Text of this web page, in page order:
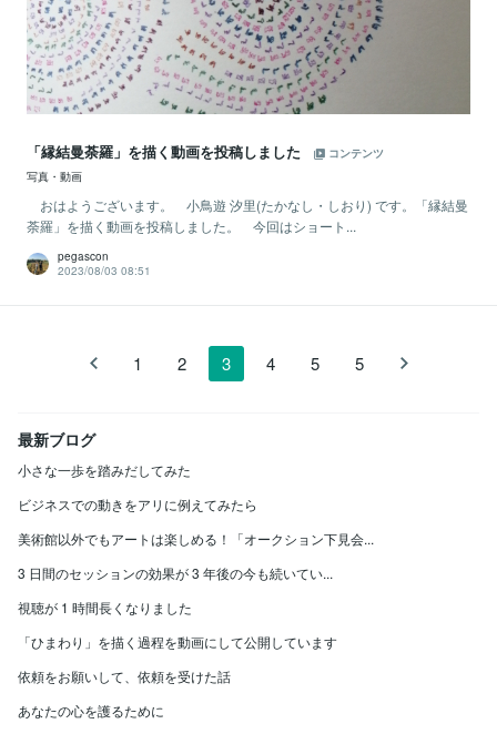
「縁結曼荼羅」を描く動画を投稿しました
コンテンツ
写真・動画
おはようございます。 小鳥遊 汐里(たかなし・しおり) です。「縁結曼
荼羅」を描く動画を投稿しました。 今回はショート...
pegascon
2023/08/03 08:51
1 2 3 4 5 5
最新ブログ
小さな一歩を踏みだしてみた
ビジネスでの動きをアリに例えてみたら
美術館以外でもアートは楽しめる！「オークション下見会...
3 日間のセッションの効果が 3 年後の今も続いてい...
視聴が 1 時間長くなりました
「ひまわり」を描く過程を動画にして公開しています
依頼をお願いして、依頼を受けた話
あなたの心を護るために